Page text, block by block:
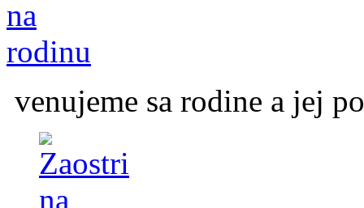
venujeme sa rodine a jej